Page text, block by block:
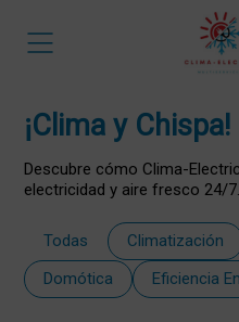
¡Clima y Chispa!
Descubre cómo Clima-
electricidad y aire fresco 24/7.
Todas Climatización
Domótica
Eficiencia